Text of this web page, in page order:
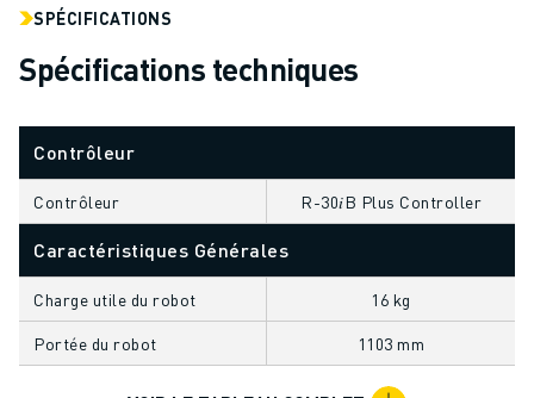
PLASTIQUES
APPLICATIONS
SOUDAGE À L'ARC
ASSEMBLAGE
RECTIFICATION CNC
FRAISAGE CNC
TOURNAGE CNC
PERÇAGE ET TARAUDAGE À GRANDE VITESSE
MOULAGE PAR INJECTION
SPÉCIFICATIONS
Spécifications techniques
Contrôleur
Contrôleur R-30𝑖B Plus Controller
Caractéristiques Générales
Charge utile du robot 16 kg
Portée du robot 1103 mm